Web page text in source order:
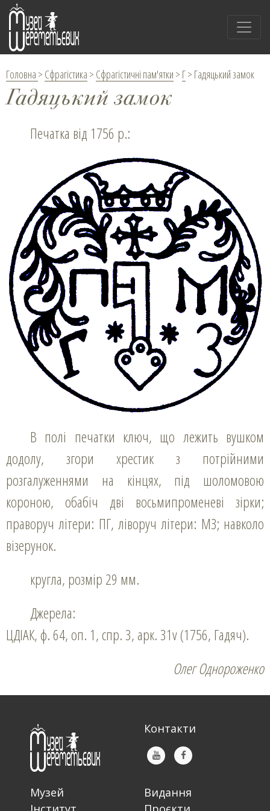
Головна > Сфрагістика > Сфрагістичні пам'ятки > Г> Гадяцький замок
Гадяцький замок
Печатка від 1756 р.:
В полі печатки ключ, що лежить вушком
додолу, згори хрестик з потрійними
розгалуженнями на кінцях, під шоломовою
короною, обабіч дві восьмипроменеві зірки;
праворуч літери: ПГ, ліворуч літери: МЗ; навколо
візерунок.
кругла, розмір 29 мм.
Джерела:
ЦДІАК, ф. 64, оп. 1, спр. 3, арк. 31v (1756, Гадяч).
Олег Однороженко
Контакти
Музей
Видання